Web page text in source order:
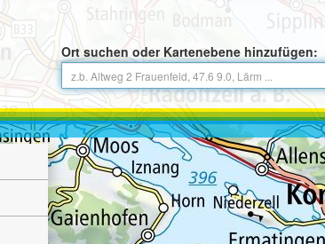
Ort suchen oder Kartenebene hinzufügen: